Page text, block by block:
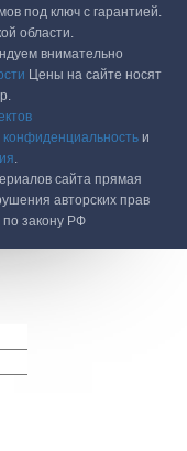
под ключ с гарантией.
области.
внимательно
Цены на сайте носят
конфиденциальностьи
.
сайта прямая
авторских прав
по закону РФ